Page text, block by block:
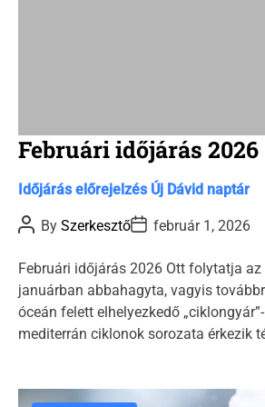
Februári időjárás 2026
C
t
g
o
r
i
s
Időjárás előrejelzés Új Dávid naptár
P
o
t
A
u
t
h
o
By SzerkesztőP
o
t
D
a
t
e
február 1, 2026
Februári időjárás 2026 Ott folytatja
januárban abbahagyta, vagyis
óceán felett elhelyezkedő
mediterrán ciklonok sorozata érkezik